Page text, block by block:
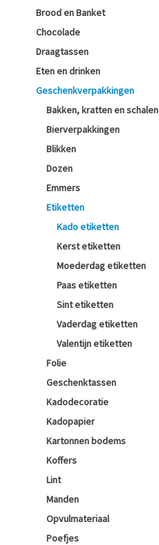
Brood en Banket
Chocolade
Draagtassen
Eten en drinken
Geschenkverpakkingen
Bakken, kratten en schalen
Bierverpakkingen
Blikken
Dozen
Emmers
Etiketten
Kado etiketten
Kerst etiketten
Moederdag etiketten
Paas etiketten
Sint etiketten
Vaderdag etiketten
Valentijn etiketten
Folie
Geschenktassen
Kadodecoratie
Kadopapier
Kartonnen bodems
Koffers
Lint
Manden
Opvulmateriaal
Poefjes